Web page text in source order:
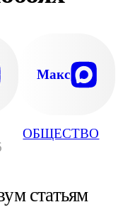
ОБЩЕСТВО
Макс
статьям